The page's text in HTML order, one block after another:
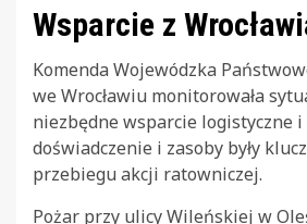
Wsparcie z
Komenda Wojewódzka
we Wrocławiu monitorowała
niezbędne wsparcie logistyczne i
doświadczenie i zasoby były
przebiegu akcji ratowniczej.
Pożar przy ulicy Wileńskiej w